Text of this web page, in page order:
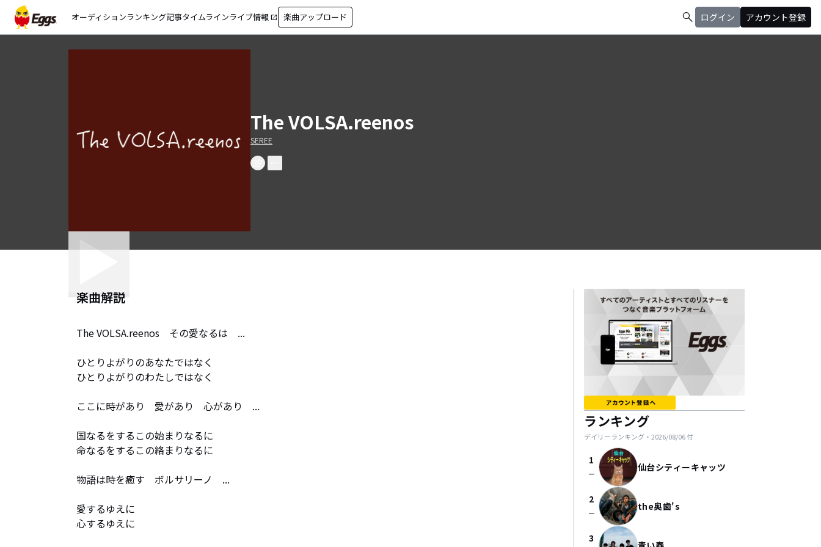
オーディションランキング記事タイムラインライブ情報 open_in_new 楽曲アップロード search ログイン アカウント登録
The VOLSA.reenos
SEREE
楽曲解説
The VOLSA.reenos　その愛なるは　...
ひとりよがりのあなたではなく
ひとりよがりのわたしではなく
ここに時があり　愛があり　心があり　...
国なるをするこの始まりなるに
命なるをするこの絡まりなるに
物語は時を癒す　ボルサリーノ　...
愛するゆえに
心するゆえに
ランキング
デイリーランキング・ 2026/08/06付
1
check_indeterminate_small 仙台シティーキャッツ
2
check_indeterminate_small the奥歯's
3